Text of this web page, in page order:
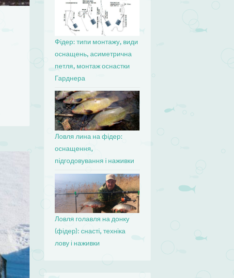
Фідер: типи монтажу, види
оснащень, асиметрична
петля, монтаж оснастки
Гарднера
Ловля лина на фідер:
оснащення,
підгодовування і наживки
Ловля голавля на донку
(фідер): снасті, техніка
лову і наживки